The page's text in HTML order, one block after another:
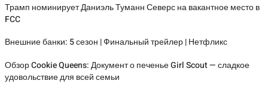
Трамп номинирует Даниэль Туманн Северс на вакантное место в
FCC
Внешние банки: 5 сезон | Финальный трейлер | Нетфликс
Обзор Cookie Queens: Документ о печенье Girl Scout — сладкое
удовольствие для всей семьи